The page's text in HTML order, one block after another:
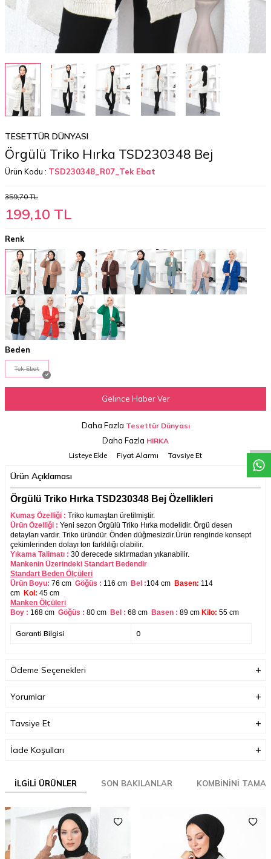
W
h
a
t
a
p
p
D
e
s
t
e
H
a
t
t
TESETTÜR DÜNYASI
Örgülü Triko Hırka TSD230348 Bej
Ürün Kodu : TSD230348_R07_Tek Ebat
359,70TL
199,10 TL
Renk
Beden
Tek Ebat
Gelince Haber Ver
Daha Fazla Tesettür Dünyası
Daha Fazla HIRKA
Listeye Ekle
Fiyat Alarmı Tavsiye Et
Ürün Açıklaması
Örgülü Triko Hırka TSD230348 Bej Özellikleri
Kumaş Özelliği : Triko kumaştan üretilmiştir.
Ürün Özelliği : Yeni sezon Örgülü Triko Hırka modelidir. Örgü desen
detayları vardır. Triko üründür. Önden düğmesizdir.Ürün renginde konsept
çekimlerinden dolayı ton farklılığı olabilir.
Yıkama Talimatı : 30 derecede sıktırmadan yıkanabilir.
Mankenin Üzerindeki Standart Bedendir
Standart Beden Ölçüleri
Ürün Boyu: 76 cm Göğüs : 116 cm Bel :104 cm Basen: 114
cm Kol: 45 cm
Manken Ölçüleri
Boy : 168 cm Göğüs : 80 cm Bel : 68 cm Basen : 89 cm Kilo: 55 cm
Garanti Bilgisi 0
Ödeme Seçenekleri
Yorumlar
Tavsiye Et
İade Koşulları
İLGILI ÜRÜNLER SON BAKILANLAR KOMBININI